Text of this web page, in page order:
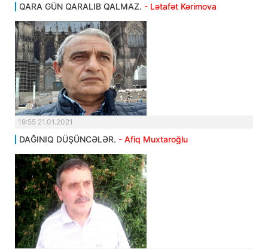
QARA GÜN QARALIB QALMAZ. - Lətafət Kərimova
19:55 21.01.2021
DAĞINIQ DÜŞÜNCƏLƏR. - Afiq Muxtaroğlu